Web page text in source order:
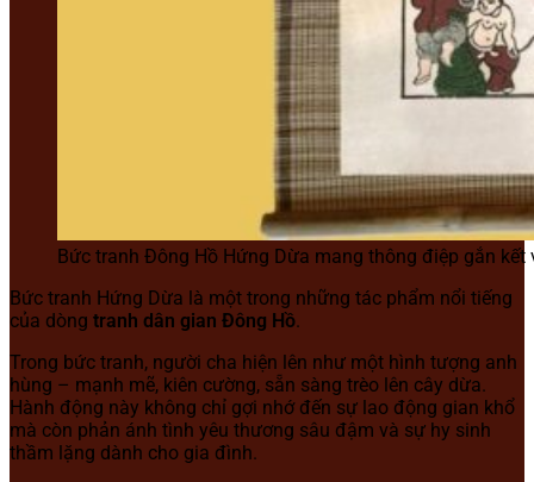
Bức tranh Đông Hồ Hứng Dừa mang thông điệp gắn
Bức tranh Hứng Dừa là một trong những tác phẩm nổi tiếng
của dòng tranh dân gian Đông Hồ.
Trong bức tranh, người cha hiện lên như một hình tượng anh
hùng – mạnh mẽ, kiên cường, sẵn sàng trèo lên cây dừa.
Hành động này không chỉ gợi nhớ đến sự lao động gian khổ
mà còn phản ánh tình yêu thương sâu đậm và sự hy sinh
thầm lặng dành cho gia đình.